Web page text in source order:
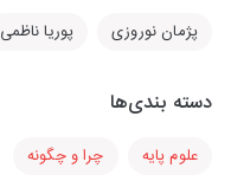
پژمان نوروزی پوریا ناظمی
دسته بندی‌ها
علوم پایه چرا و چگونه